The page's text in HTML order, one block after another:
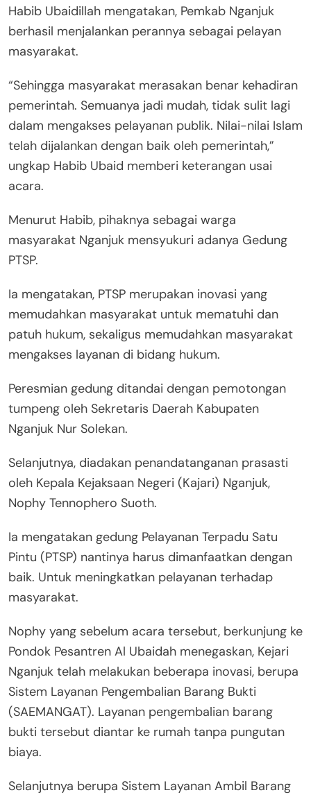
Habib Ubaidillah mengatakan, Pemkab Nganjuk
berhasil menjalankan perannya sebagai pelayan
masyarakat.
“Sehingga masyarakat merasakan benar kehadiran
pemerintah. Semuanya jadi mudah, tidak sulit lagi
dalam mengakses pelayanan publik. Nilai-nilai Islam
telah dijalankan dengan baik oleh pemerintah,”
ungkap Habib Ubaid memberi keterangan usai
acara.
Menurut Habib, pihaknya sebagai warga
masyarakat Nganjuk mensyukuri adanya Gedung
PTSP.
Ia mengatakan, PTSP merupakan inovasi yang
memudahkan masyarakat untuk mematuhi dan
patuh hukum, sekaligus memudahkan masyarakat
mengakses layanan di bidang hukum.
Peresmian gedung ditandai dengan pemotongan
tumpeng oleh Sekretaris Daerah Kabupaten
Nganjuk Nur Solekan.
Selanjutnya, diadakan penandatanganan prasasti
oleh Kepala Kejaksaan Negeri (Kajari) Nganjuk,
Nophy Tennophero Suoth.
Ia mengatakan gedung Pelayanan Terpadu Satu
Pintu (PTSP) nantinya harus dimanfaatkan dengan
baik. Untuk meningkatkan pelayanan terhadap
masyarakat.
Nophy yang sebelum acara tersebut, berkunjung ke
Pondok Pesantren Al Ubaidah menegaskan, Kejari
Nganjuk telah melakukan beberapa inovasi, berupa
Sistem Layanan Pengembalian Barang Bukti
(SAEMANGAT). Layanan pengembalian barang
bukti tersebut diantar ke rumah tanpa pungutan
biaya.
Selanjutnya berupa Sistem Layanan Ambil Barang